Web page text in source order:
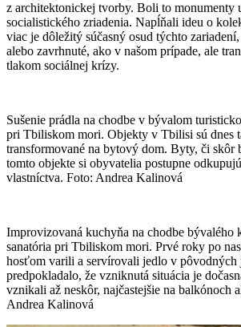
z architektonickej tvorby. Boli to monumenty
socialistického zriadenia. Napĺňali ideu o
viac je dôležitý súčasný osud týchto
alebo zavrhnuté, ako v našom prípade, ale
tlakom sociálnej krízy.
Sušenie prádla na chodbe v bývalom
pri Tbiliskom mori. Objekty v Tbilisi sú dnes
transformované na bytový dom. Byty, či skôr
tomto objekte si obyvatelia postupne
vlastníctva. Foto: Andrea Kalinová
Improvizovaná kuchyňa na chodbe bývalého
sanatória pri Tbiliskom mori. Prvé roky po
hosťom varili a servírovali jedlo v pôvodných
predpokladalo, že vzniknutá situácia je
vznikali až neskôr, najčastejšie na balkónoch
Andrea Kalinová